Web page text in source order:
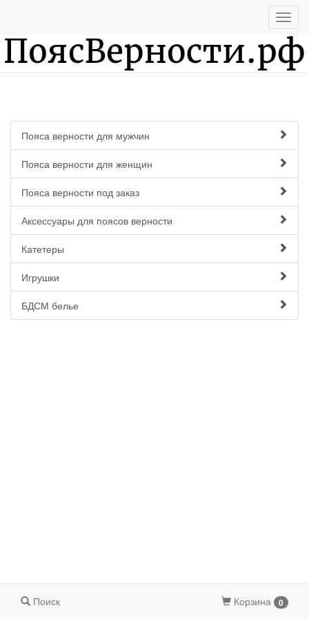
Пояса верности для мужчин
Пояса верности для женщин
Пояса верности под заказ
Аксессуары для поясов верности
Катетеры
Игрушки
БДСМ белье
Поиск Корзина 0